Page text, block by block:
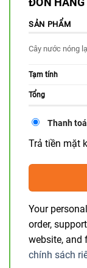
ĐƠN HÀNG
SẢN PHẨM
Cây nước nóng
Tạm tính
Tổng
Thanh
Trả tiền mặt
Your
order,
website, and
chính sách